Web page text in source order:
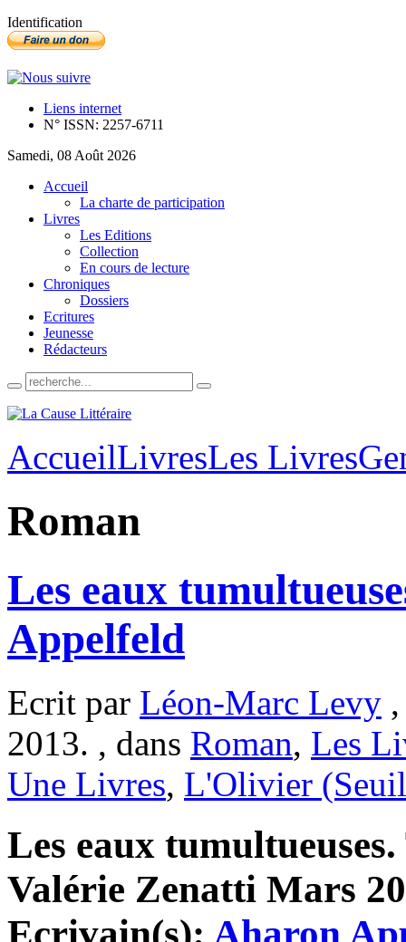
Identification
Liens internet
N° ISSN: 2257-6711
Samedi, 08 Août 2026
Accueil
La charte de participation
Livres
Les Editions
Collection
En cours de lecture
Chroniques
Dossiers
Ecritures
Jeunesse
Rédacteurs
AccueilLivresLes Livres
Roman
Les eaux
Appelfeld
Ecrit par Léon-Marc Levy
2013. , dans Roman, Les
Une Livres, L'Olivier
Les eaux
Valérie Zenatti Mars